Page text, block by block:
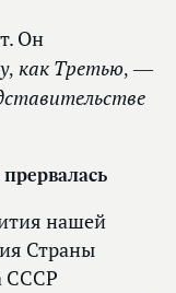
Он
как Третью, —
нашей
Страны
СССР